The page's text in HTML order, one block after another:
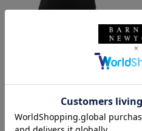
ETIAM＜エティアム＞ トライアン